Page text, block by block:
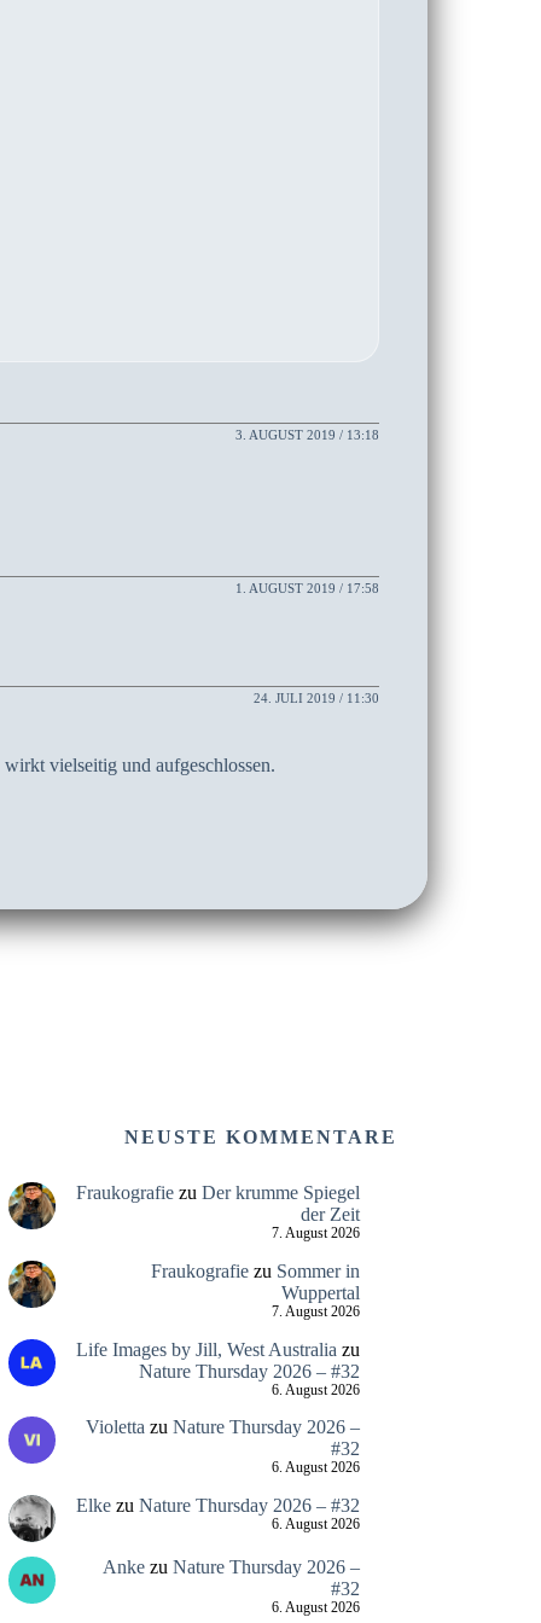
3. AUGUST 2019 / 13:18
1. AUGUST 2019 / 17:58
24. JULI 2019 / 11:30
vielseitig und aufgeschlossen.
NEUSTE KOMMENTARE
Fraukografiezu Der krumme Spiegel
der Zeit
7. August 2026
Fraukografiezu Sommer in
Wuppertal
7. August 2026
Life Images by Jill, West Australia zu
Nature Thursday 2026 – #32
6. August 2026
Violetta zu Nature Thursday 2026 –
#32
6. August 2026
Elkezu Nature Thursday 2026 – #32
6. August 2026
Ankezu Nature Thursday 2026 –
#32
6. August 2026